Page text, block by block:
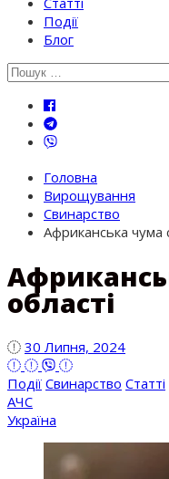
Події
Блог
Шукати:
Головна
Вирощування
Свинарство
Африканська чума
області
30 Липня, 2024
Події Свинарство Статті
АЧС
Україна